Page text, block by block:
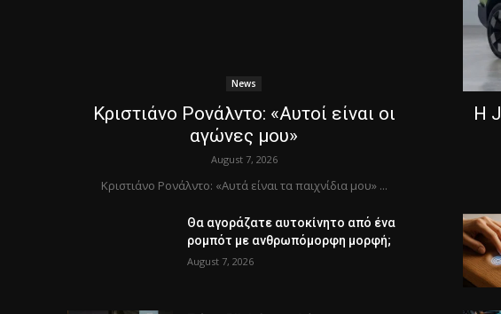
News
Κριστιάνο Ρονάλντο: «Αυτοί είναι οι
αγώνες μου»
August 7, 2026
Κριστιάνο Ρονάλντο: «Αυτά είναι τα παιχνίδια μου» ...
Η
Θα αγοράζατε αυτοκίνητο από ένα
ρομπότ με ανθρωπόμορφη μορφή;
August 7, 2026